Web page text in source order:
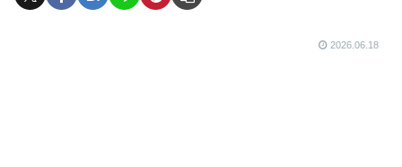
2026.06.18